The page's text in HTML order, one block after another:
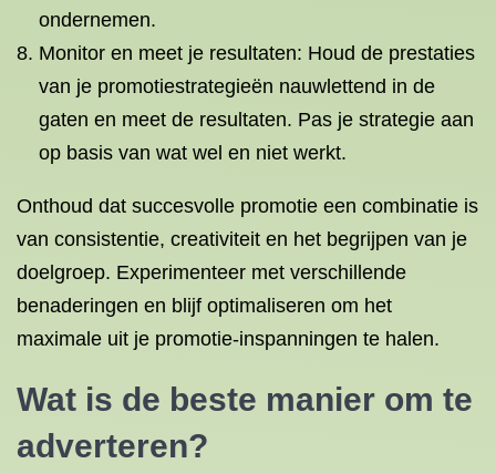
ondernemen.
Monitor en meet je resultaten: Houd de prestaties
van je promotiestrategieën nauwlettend in de
gaten en meet de resultaten. Pas je strategie aan
op basis van wat wel en niet werkt.
Onthoud dat succesvolle promotie een combinatie is
van consistentie, creativiteit en het begrijpen van je
doelgroep. Experimenteer met verschillende
benaderingen en blijf optimaliseren om het
maximale uit je promotie-inspanningen te halen.
Wat is de beste manier om te
adverteren?